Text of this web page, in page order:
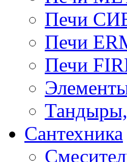
Печи
Печи
Печи
Сантехника